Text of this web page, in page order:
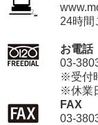
24時間
お電話
03-
※受付
※休業
FAX
03-